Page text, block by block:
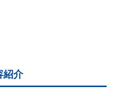
紹介